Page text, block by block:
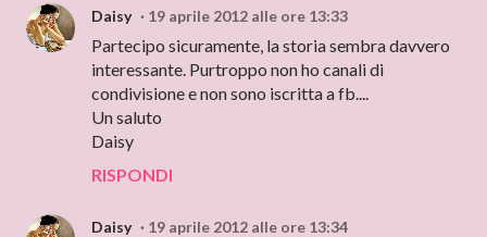
Daisy 19 aprile 2012 alle ore 13:33
Partecipo sicuramente, la storia sembra davvero
interessante. Purtroppo non ho canali di
condivisione e non sono iscritta a fb....
Un saluto
Daisy
RISPONDI
Daisy 19 aprile 2012 alle ore 13:34